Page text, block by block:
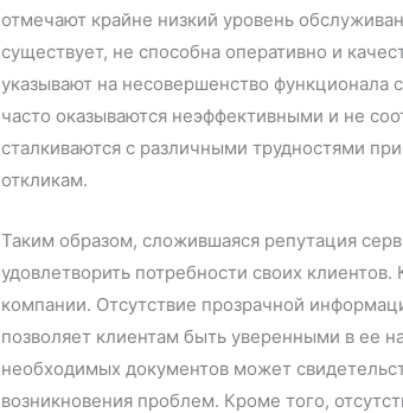
отмечают крайне низкий уровень
существует, не способна оперативно и
указывают на несовершенство функционала
часто оказываются неэффективными и не
сталкиваются с различными трудностями
откликам.
Таким образом, сложившаяся репутация
удовлетворить потребности своих
компании. Отсутствие прозрачной
позволяет клиентам быть уверенными в ее
необходимых документов может
возникновения проблем. Кроме того,